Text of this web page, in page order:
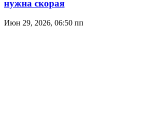
нужна скорая
Июн 29, 2026, 06:50 пп